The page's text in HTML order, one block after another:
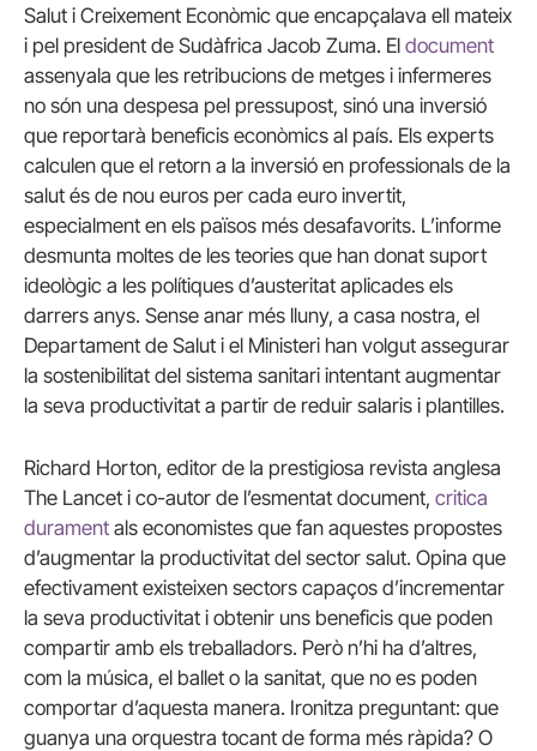
Salut i Creixement Econòmic que encapçalava ell mateix
i pel president de Sudàfrica Jacob Zuma. El document
assenyala que les retribucions de metges i infermeres
no són una despesa pel pressupost, sinó una inversió
que reportarà beneficis econòmics al país. Els experts
calculen que el retorn a la inversió en professionals de la
salut és de nou euros per cada euro invertit,
especialment en els països més desafavorits. L’informe
desmunta moltes de les teories que han donat suport
ideològic a les polítiques d’austeritat aplicades els
darrers anys. Sense anar més lluny, a casa nostra, el
Departament de Salut i el Ministeri han volgut assegurar
la sostenibilitat del sistema sanitari intentant augmentar
la seva productivitat a partir de reduir salaris i plantilles.
Richard Horton, editor de la prestigiosa revista anglesa
The Lancet i co-autor de l’esmentat document, critica
durament als economistes que fan aquestes propostes
d’augmentar la productivitat del sector salut. Opina que
efectivament existeixen sectors capaços d’incrementar
la seva productivitat i obtenir uns beneficis que poden
compartir amb els treballadors. Però n’hi ha d’altres,
com la música, el ballet o la sanitat, que no es poden
comportar d’aquesta manera. Ironitza preguntant: que
guanya una orquestra tocant de forma més ràpida? O